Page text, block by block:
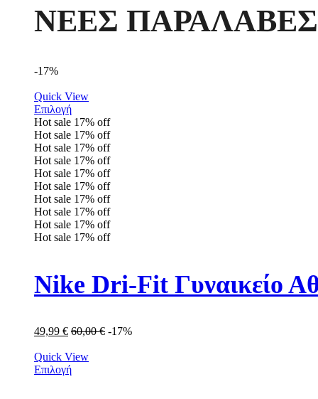
ΝΕΕΣ ΠΑΡΑΛΑΒΕΣ
-17%
Quick View
Επιλογή
Hot sale 17% off
Hot sale 17% off
Hot sale 17% off
Hot sale 17% off
Hot sale 17% off
Hot sale 17% off
Hot sale 17% off
Hot sale 17% off
Hot sale 17% off
Hot sale 17% off
Nike Dri-Fit Γυναικείο
49,99 € 60,00€ -17%
Quick View
Επιλογή